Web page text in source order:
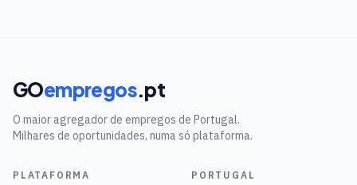
GOempregos.pt
O maior agregador de empregos de Portugal.
Milhares de oportunidades, numa só plataforma.
PLATAFORMA PORTUGAL